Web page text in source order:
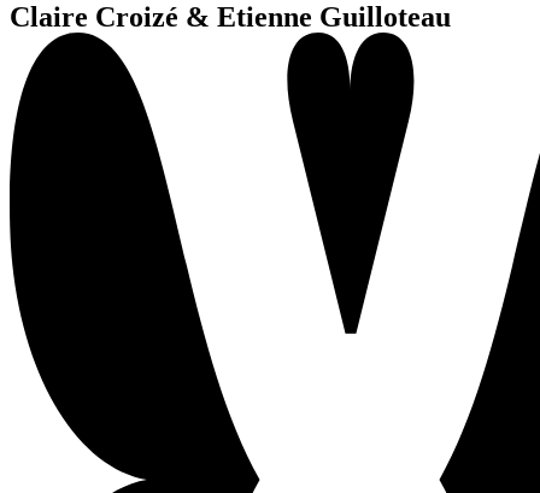
Claire Croizé & Etienne Guilloteau